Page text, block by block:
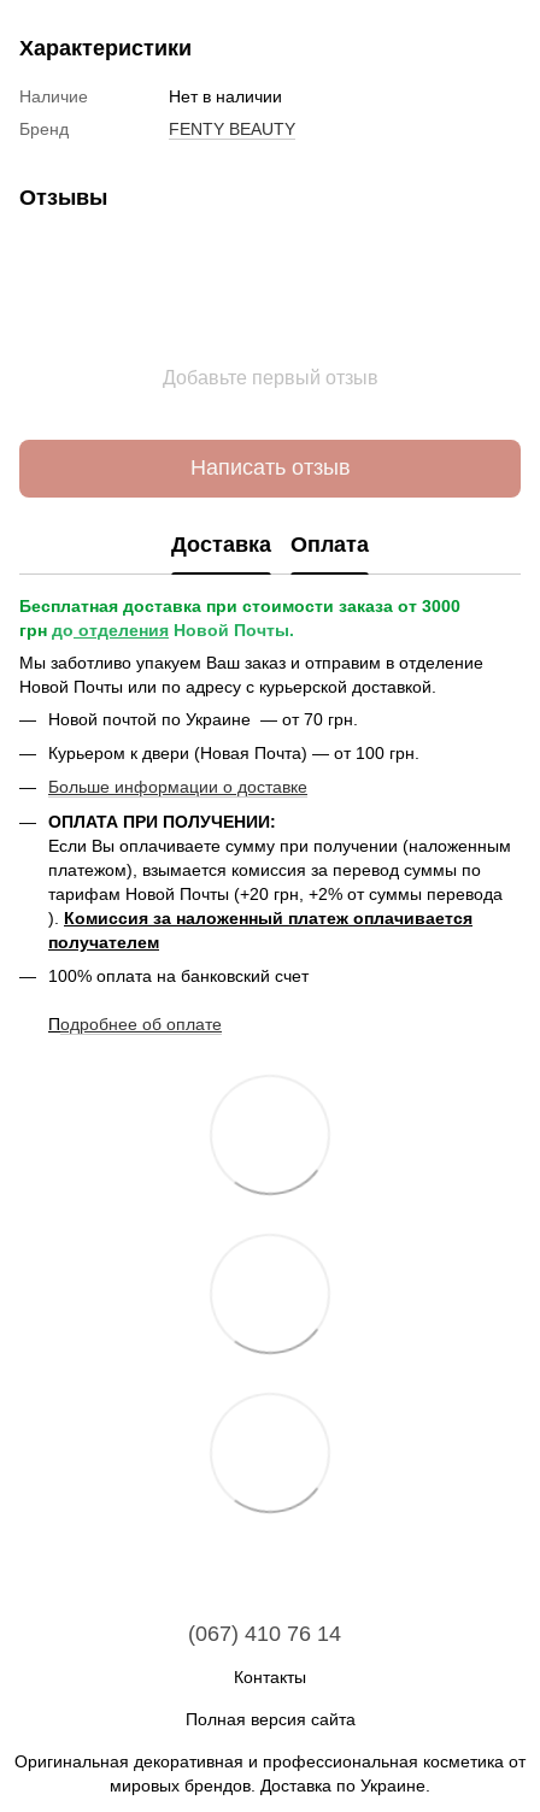
Характеристики
Наличие
Нет в наличии
Бренд
FENTY BEAUTY
Отзывы
Добавьте первый отзыв
Написать отзыв
Доставка Оплата
Бесплатная доставка при стоимости заказа от 3000
грн до отделения Новой Почты.
Мы заботливо упакуем Ваш заказ и отправим в отделение
Новой Почты или по адресу с курьерской доставкой.
Новой почтой по Украине — от 70 грн.
Курьером к двери (Новая Почта) — от 100 грн.
Больше информации о доставке
ОПЛАТА ПРИ ПОЛУЧЕНИИ:
Если Вы оплачиваете сумму при получении (наложенным
платежом), взымается комиссия за перевод суммы по
тарифам Новой Почты (+20 грн, +2% от суммы перевода
). Комиссия за наложенный платеж оплачивается
получателем
100% оплата на банковский счет
Подробнее об оплате
(067) 410 76 14
Контакты
Полная версия сайта
Оригинальная декоративная и профессиональная косметика от
мировых брендов. Доставка по Украине.